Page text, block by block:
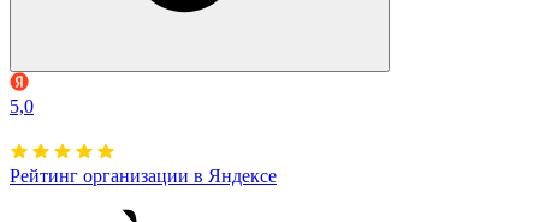
5,0
Рейтинг организации в Яндексе